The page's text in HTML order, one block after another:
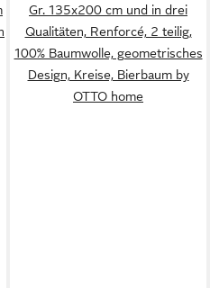
Gr. 135x200 cm und in drei
Qualitäten, Renforcé, 2 teilig,
100% Baumwolle, geometrisches
Design, Kreise, Bierbaum by
OTTO home